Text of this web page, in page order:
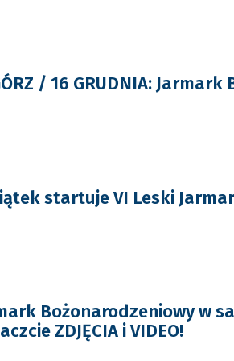
/ 16 GRUDNIA:
startuje VI Leski
Bożonarodzeniowy w
ZDJĘCIA i VIDEO!